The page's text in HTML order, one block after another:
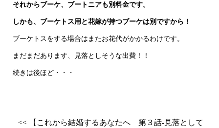
それからブーケ、ブートニアも別料金です。
しかも、ブーケトス用と花嫁が持つブーケは別ですから！
ブーケトスをする場合はまたお花代がかかるわけです。
まだまだあります、見落としそうな出費！！
続きは後ほど・・・
<< 【これから結婚するあなたへ 第３話‐見落として